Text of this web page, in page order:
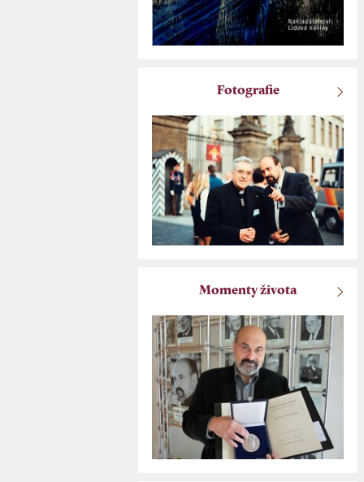
Fotografie
Momenty života